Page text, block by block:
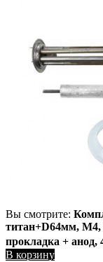
Вы смотрите:
титан+D64мм,
прокладка + анод,
В корзину